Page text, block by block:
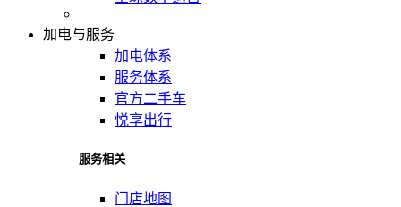
加电与服务
加电体系
服务体系
官方二手车
悦享出行
服务相关
门店地图